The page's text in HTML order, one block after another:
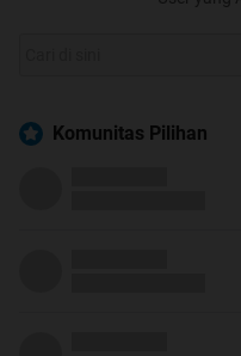
Komunitas Pilihan